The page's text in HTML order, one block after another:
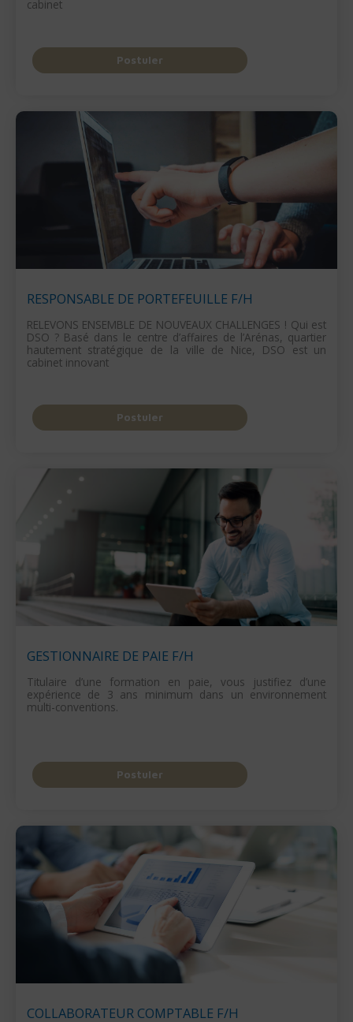
cabinet
Postuler
RESPONSABLE DE PORTEFEUILLE F/H
RELEVONS ENSEMBLE DE NOUVEAUX CHALLENGES ! Qui est
DSO ? Basé dans le centre d’affaires de l’Arénas, quartier
hautement stratégique de la ville de Nice, DSO est un
cabinet innovant
Postuler
GESTIONNAIRE DE PAIE F/H
Titulaire d’une formation en paie, vous justifiez d’une
expérience de 3 ans minimum dans un environnement
multi-conventions.
Postuler
COLLABORATEUR COMPTABLE F/H